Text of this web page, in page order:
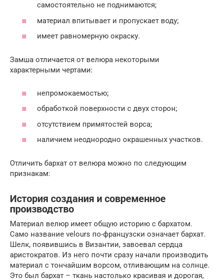
самостоятельно не поднимаются;
материал впитывает и пропускает воду;
имеет равномерную окраску.
Замша отличается от велюра некоторыми
характерными чертами:
непромокаемостью;
обработкой поверхности с двух сторон;
отсутствием примятостей ворса;
наличием неоднородно окрашенных участков.
Отличить бархат от велюра можно по следующим
признакам:
История создания и современное
производство
Материал велюр имеет общую историю с бархатом.
Само название velours по-французски означает бархат.
Шелк, появившись в Византии, завоевал сердца
аристократов. Из него почти сразу начали производить
материал с тончайшим ворсом, отливающим на солнце.
Это был бархат – ткань настолько красивая и дорогая,